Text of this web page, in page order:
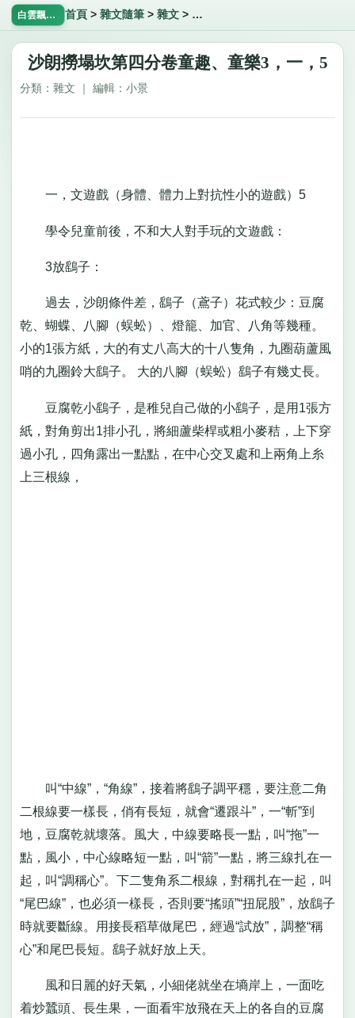
白雲飄飄網 首頁 > 雜文隨筆> 雜文> 沙朗撈塌坎第四分卷童趣、童樂
沙朗撈塌坎第四分卷童趣、童樂3，一，5
分類：雜文 ｜ 編輯：小景
一，文遊戲（身體、體力上對抗性小的遊戲）5
學令兒童前後，不和大人對手玩的文遊戲：
3放鷂子：
過去，沙朗條件差，鷂子（鳶子）花式較少：豆腐
乾、蝴蝶、八腳（蜈蚣）、燈籠、加官、八角等幾種。
小的1張方紙，大的有丈八高大的十八隻角，九圈葫蘆風
哨的九圈鈴大鷂子。 大的八腳（蜈蚣）鷂子有幾丈長。
豆腐乾小鷂子，是稚兒自己做的小鷂子，是用1張方
紙，對角剪出1排小孔，將細蘆柴桿或粗小麥秸，上下穿
過小孔，四角露出一點點，在中心交叉處和上兩角上糸
上三根線，
叫“中線”，“角線”，接着將鷂子調平穩，要注意二角
二根線要一樣長，俏有長短，就會“遷跟斗”，一“斬”到
地，豆腐乾就壞落。風大，中線要略長一點，叫“拖”一
點，風小，中心線略短一點，叫“箭”一點，將三線扎在一
起，叫“調稱心”。下二隻角系二根線，對稱扎在一起，叫
“尾巴線”，也必須一樣長，否則要“搖頭”“扭屁股”，放鷂子
時就要斷線。用接長稻草做尾巴，經過“試放”，調整“稱
心”和尾巴長短。鷂子就好放上天。
風和日麗的好天氣，小細佬就坐在墒岸上，一面吃
着炒蠶頭、長生果，一面看牢放飛在天上的各自的豆腐